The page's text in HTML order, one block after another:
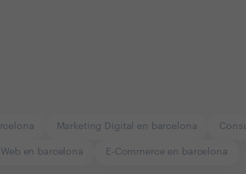
Marketing Digital en barcelona
en barcelona E-Commerce en barcelona